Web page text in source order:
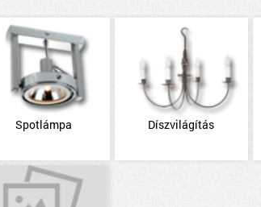
Spotlámpa Díszvilágítás